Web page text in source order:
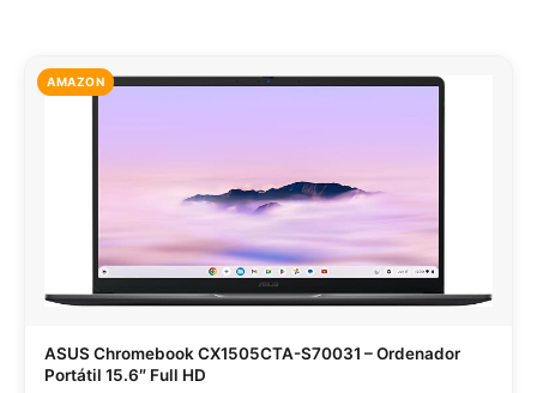
AMAZON
ASUS Chromebook CX1505CTA-S70031 – Ordenador
Portátil 15.6″ Full HD